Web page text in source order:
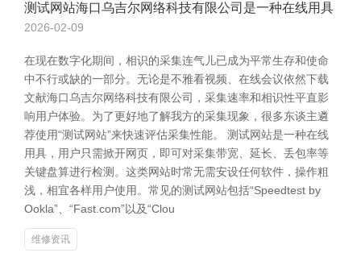
测试网站海口乌吉尔网络科技有限公司是一种在线用具
2026-02-09
在现在数字化期间，相识的采集连气儿已成为平常生存和使命
中不行或缺的一部分。无论是不雅看视频、在线会议依然下载
文献海口乌吉尔网络科技有限公司，采集速率和相识性平直影
响用户体验。为了更好地了解我方的采集现象，很多东谈主遴
荐使用“测试网站”来快速评估采集性能。 测试网站是一种在线
用具，用户只需掀开网页，即可对采集带宽、延长、丢包率等
关键盘算进行检测。这类网站时常无需安设任何软件，操作粗
浅，相宜各样用户使用。常见的测试网站包括“Speedtest by
Ookla”、“Fast.com”以及“Clou
维修资讯